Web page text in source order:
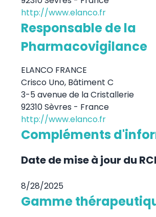
http://www.elanco.fr
Responsable de la
Pharmacovigilance
ELANCO FRANCE
Crisco Uno, Bâtiment C
3-5 avenue de la Cristallerie
92310 Sèvres - France
http://www.elanco.fr
Compléments
Date de mise à jour du
8/28/2025
Gamme